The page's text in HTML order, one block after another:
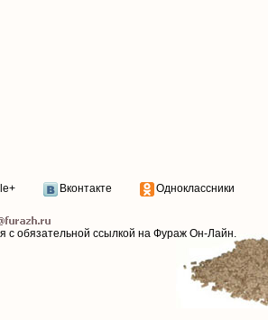
Вконтакте Одноклассники
с обязательной ссылкой на Фураж Он-Лайн.